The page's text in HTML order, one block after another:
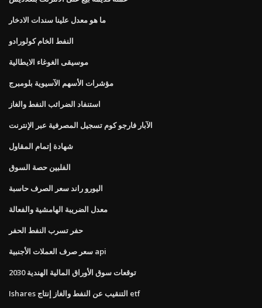
ما هو معدل علينا سندات الادخار
النفط الخام كولورادو
موسيقى الغوغاء الايطالية
مؤشرات الأسهم الآسيوية بلومبرج
استنفاد الضرائب النفط والغاز
الآبار فارجو كوم تسجيل المصرفية عبر الإنترنت
شهادة إتمام المقاول
الفلبين حصة السوق
اليورو راند سعر الصرف حاسبة
معدل الضريبة الهامشية والفعالة
حفر تسرب النفط الحفر
سعر صرف العملات الأجنبية api
توقعات سوق الأوراق المالية الهندية 2030
Ishares التنقيب عن النفط والغاز إنتاج etf